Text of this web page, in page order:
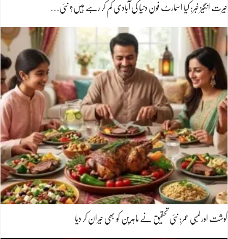
حیرت انگیز خبر: کیا اسمارٹ فون دنیا کی آبادی کم کر رہے ہیں؟ نئی…
گوشت اور لمبی عمر: نئی تحقیق نے ماہرین کو بھی حیران کر دیا